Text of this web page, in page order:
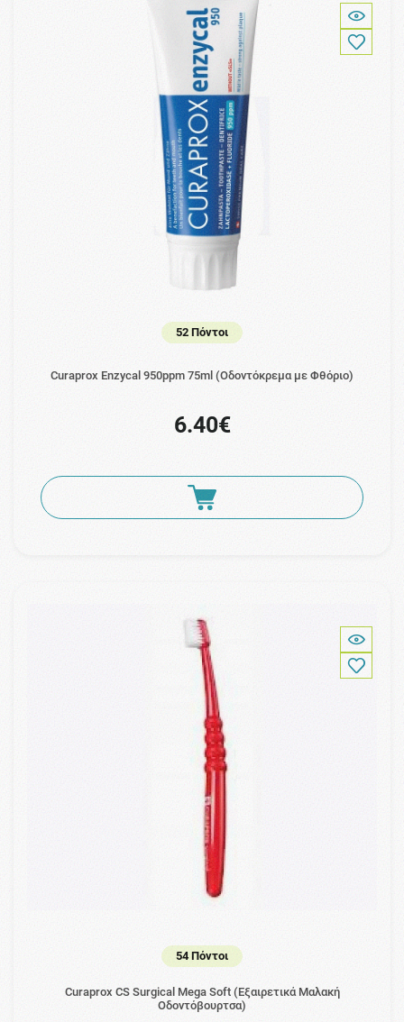
52 Πόντοι
Curaprox Enzycal 950ppm 75ml (Οδοντόκρεμα με Φθόριο)
6.40€
54 Πόντοι
Curaprox CS Surgical Mega Soft (Εξαιρετικά Μαλακή
Οδοντόβουρτσα)